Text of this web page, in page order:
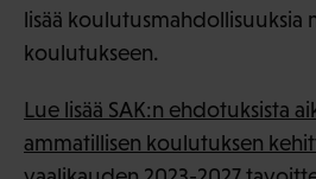
lisää koulutusmahdollisuuksia
koulutukseen.
Lue lisää SAK:n ehdotuksista
ammatillisen koulutuksen